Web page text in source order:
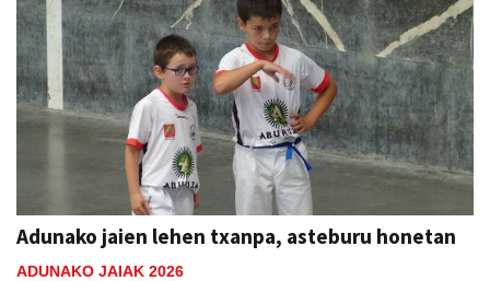
Adunako jaien lehen txanpa, asteburu honetan
ADUNAKO JAIAK 2026